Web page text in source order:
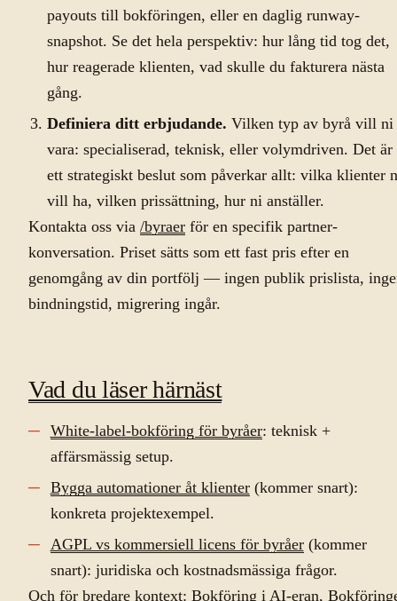
payouts till bokföringen, eller en daglig runway-
snapshot. Se det hela perspektiv: hur lång tid tog det,
hur reagerade klienten, vad skulle du fakturera nästa
gång.
Definiera ditt erbjudande. Vilken typ av byrå vill ni
vara: specialiserad, teknisk, eller volymdriven. Det är
ett strategiskt beslut som påverkar allt: vilka klienter
vill ha, vilken prissättning, hur ni anställer.
Kontakta oss via /byraer för en specifik partner-
konversation. Priset sätts som ett fast pris efter en
genomgång av din portfölj — ingen publik prislista,
bindningstid, migrering ingår.
Vad du läser härnäst
White-label-bokföring för byråer: teknisk +
affärsmässig setup.
Bygga automationer åt klienter(kommer snart):
konkreta projektexempel.
AGPL vs kommersiell licens för byråer(kommer
snart): juridiska och kostnadsmässiga frågor.
Och för bredare kontext: Bokföring i AI-eran,